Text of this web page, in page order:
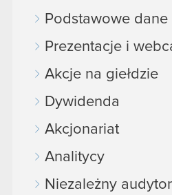
Podstawowe
Prezentacje i
Akcje na giełdzie
Dywidenda
Akcjonariat
Analitycy
Niezależny audytor